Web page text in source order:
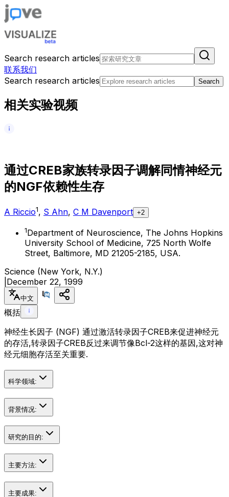
Search research articles
联系我们
Search research articles
Search
相关实验视频
通过CREB家族转录因子调解同情神经元
的NGF依赖性生存
A Riccio1, S Ahn, C M Davenport +2
1Department of Neuroscience, The Johns Hopkins
University School of Medicine, 725 North Wolfe
Street, Baltimore, MD 21205-2185, USA.
Science (New York, N.Y.)
December 22, 1999
中文
概括
神经生长因子 (NGF) 通过激活转录因子CREB来促进神经元
的存活,转录因子CREB反过来调节像Bcl-2这样的基因,这对神
经元细胞存活至关重要.
科学领域:
背景情况:
研究的目的:
主要方法:
主要成果: